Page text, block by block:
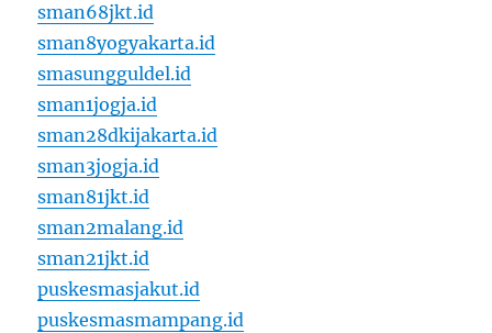
sman68jkt.id
sman8yogyakarta.id
smasungguldel.id
sman1jogja.id
sman28dkijakarta.id
sman3jogja.id
sman81jkt.id
sman2malang.id
sman21jkt.id
puskesmasjakut.id
puskesmasmampang.id